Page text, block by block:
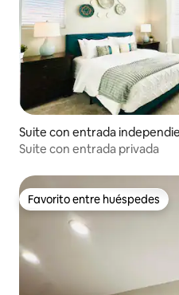
Suite con entrada
Suite con entrada privada
Favorito entre huéspedes
Favorito entre huéspedes